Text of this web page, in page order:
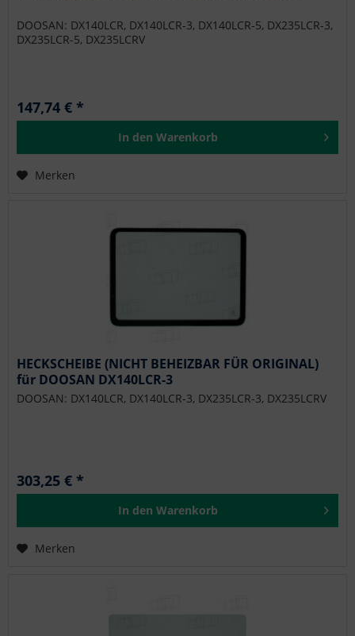
DOOSAN: DX140LCR, DX140LCR-3, DX140LCR-5, DX235LCR-3,
DX235LCR-5, DX235LCRV
147,74 € *
In den Warenkorb
Merken
HECKSCHEIBE (NICHT BEHEIZBAR FÜR ORIGINAL)
für DOOSAN DX140LCR-3
DOOSAN: DX140LCR, DX140LCR-3, DX235LCR-3, DX235LCRV
303,25 € *
In den Warenkorb
Merken